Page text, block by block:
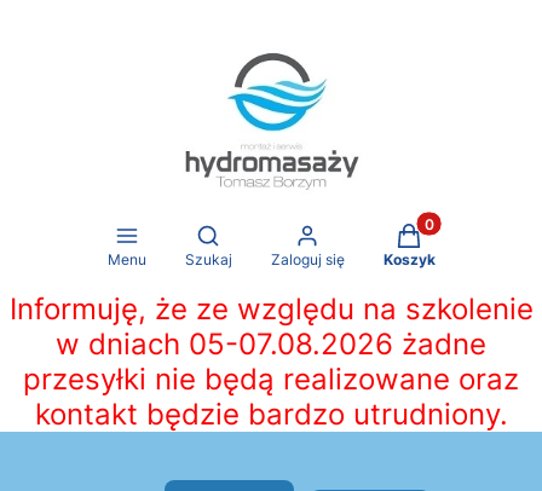
Menu
Otwórz wyszukiwarkę
Szukaj Zaloguj się
Produkty w
Koszyk
Informuję, że ze względu na szkolenie
w dniach 05-07.08.2026 żadne
przesyłki nie będą realizowane oraz
kontakt będzie bardzo utrudniony.